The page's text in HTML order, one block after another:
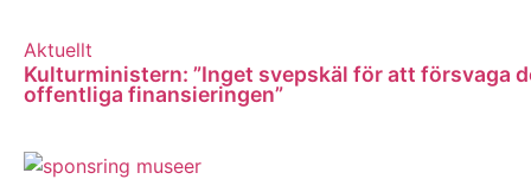
Aktuellt
Kulturministern: ”Inget svepskäl för att försvaga
offentliga finansieringen”